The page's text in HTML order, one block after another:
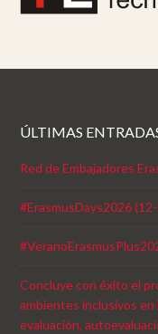
ÚLTIMAS
Red de Embajadores
#ErasmusDays2026
Concluye con éxito el
ambientes inclusivos
evaluación,